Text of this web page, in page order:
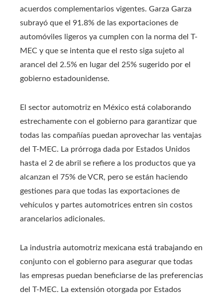
acuerdos complementarios vigentes. Garza Garza
subrayó que el 91.8% de las exportaciones de
automóviles ligeros ya cumplen con la norma del T-
MEC y que se intenta que el resto siga sujeto al
arancel del 2.5% en lugar del 25% sugerido por el
gobierno estadounidense. ​
El sector automotriz en México está colaborando
estrechamente con el gobierno para garantizar que
todas las compañías puedan aprovechar las ventajas
del T-MEC. La prórroga dada por Estados Unidos
hasta el 2 de abril se refiere a los productos que ya
alcanzan el 75% de VCR, pero se están haciendo
gestiones para que todas las exportaciones de
vehículos y partes automotrices entren sin costos
arancelarios adicionales.
La industria automotriz mexicana está trabajando en
conjunto con el gobierno para asegurar que todas
las empresas puedan beneficiarse de las preferencias
del T-MEC. La extensión otorgada por Estados